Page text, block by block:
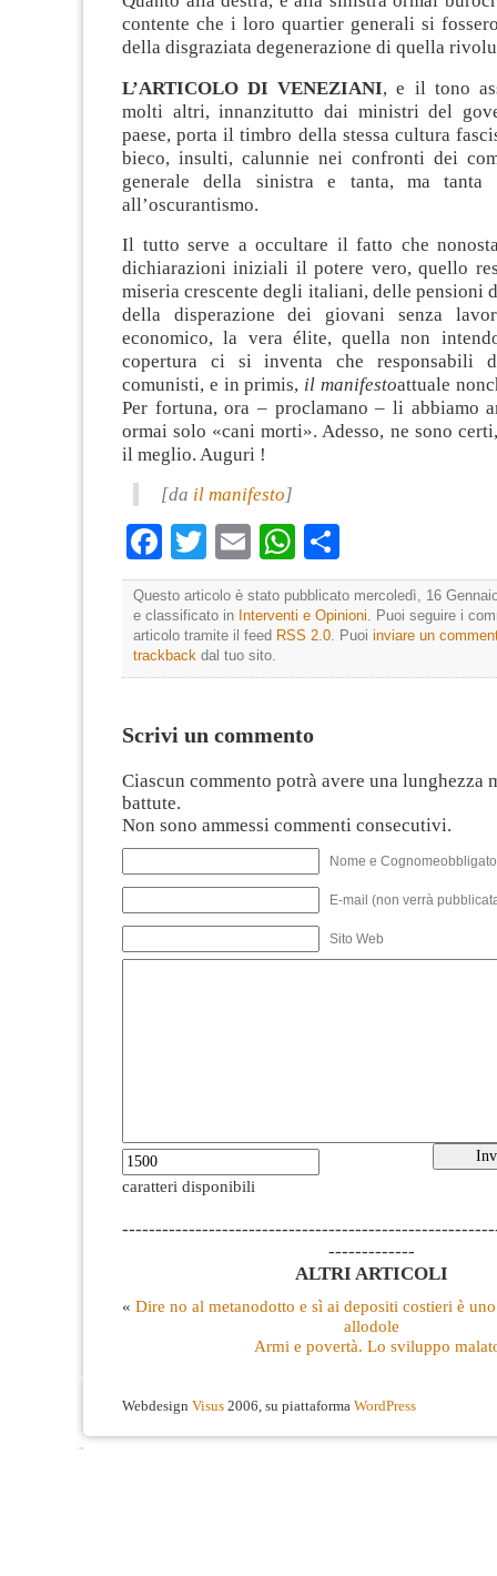
contente che i loro quartier generali si
della disgraziata degenerazione di quella
L’ARTICOLO DI VENEZIANI, e il tono
molti altri, innanzitutto dai ministri del
paese, porta il timbro della stessa cultura
bieco, insulti, calunnie nei confronti dei
generale della sinistra e tanta, ma tanta
all’oscurantismo.
Il tutto serve a occultare il fatto che
dichiarazioni iniziali il potere vero, quello
miseria crescente degli italiani, delle pensioni
della disperazione dei giovani senza
economico, la vera élite, quella non
copertura ci si inventa che responsabili
comunisti, e in primis, il manifestoattuale
Per fortuna, ora – proclamano – li abbiamo
ormai solo «cani morti». Adesso, ne sono
il meglio. Auguri !
[da il manifesto]
Facebook
TwitterEmailWhatsApp
Questo articolo è stato pubblicato mercoledì, 16
e classificato in Interventi e Opinioni. Puoi seguire i
articolo tramite il feed RSS 2.0. Puoi inviare un
trackback dal tuo sito.
Scrivi un commento
Ciascun commento potrà avere una lunghezza
battute.
Non sono ammessi commenti consecutivi.
Nome e
E-mail (non verrà
Sito Web
caratteri disponibili
-------------
ALTRI ARTICOLI
« Dire no al metanodotto e sì ai depositi costieri è
allodole
Armi e povertà. Lo sviluppo
Webdesign Visus 2006, su piattaforma WordPress